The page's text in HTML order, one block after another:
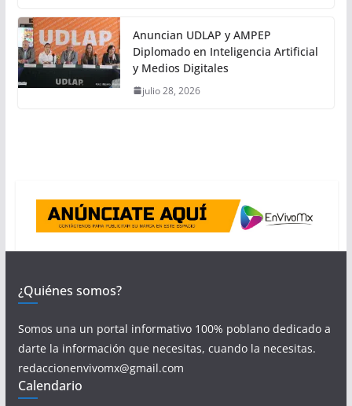
Anuncian UDLAP y AMPEP
Diplomado en Inteligencia Artificial
y Medios Digitales
julio 28, 2026
¿Quiénes somos?
Somos una un portal informativo 100% poblano dedicado a
darte la información que necesitas, cuando la necesitas.
redaccionenvivomx@gmail.com
Calendario